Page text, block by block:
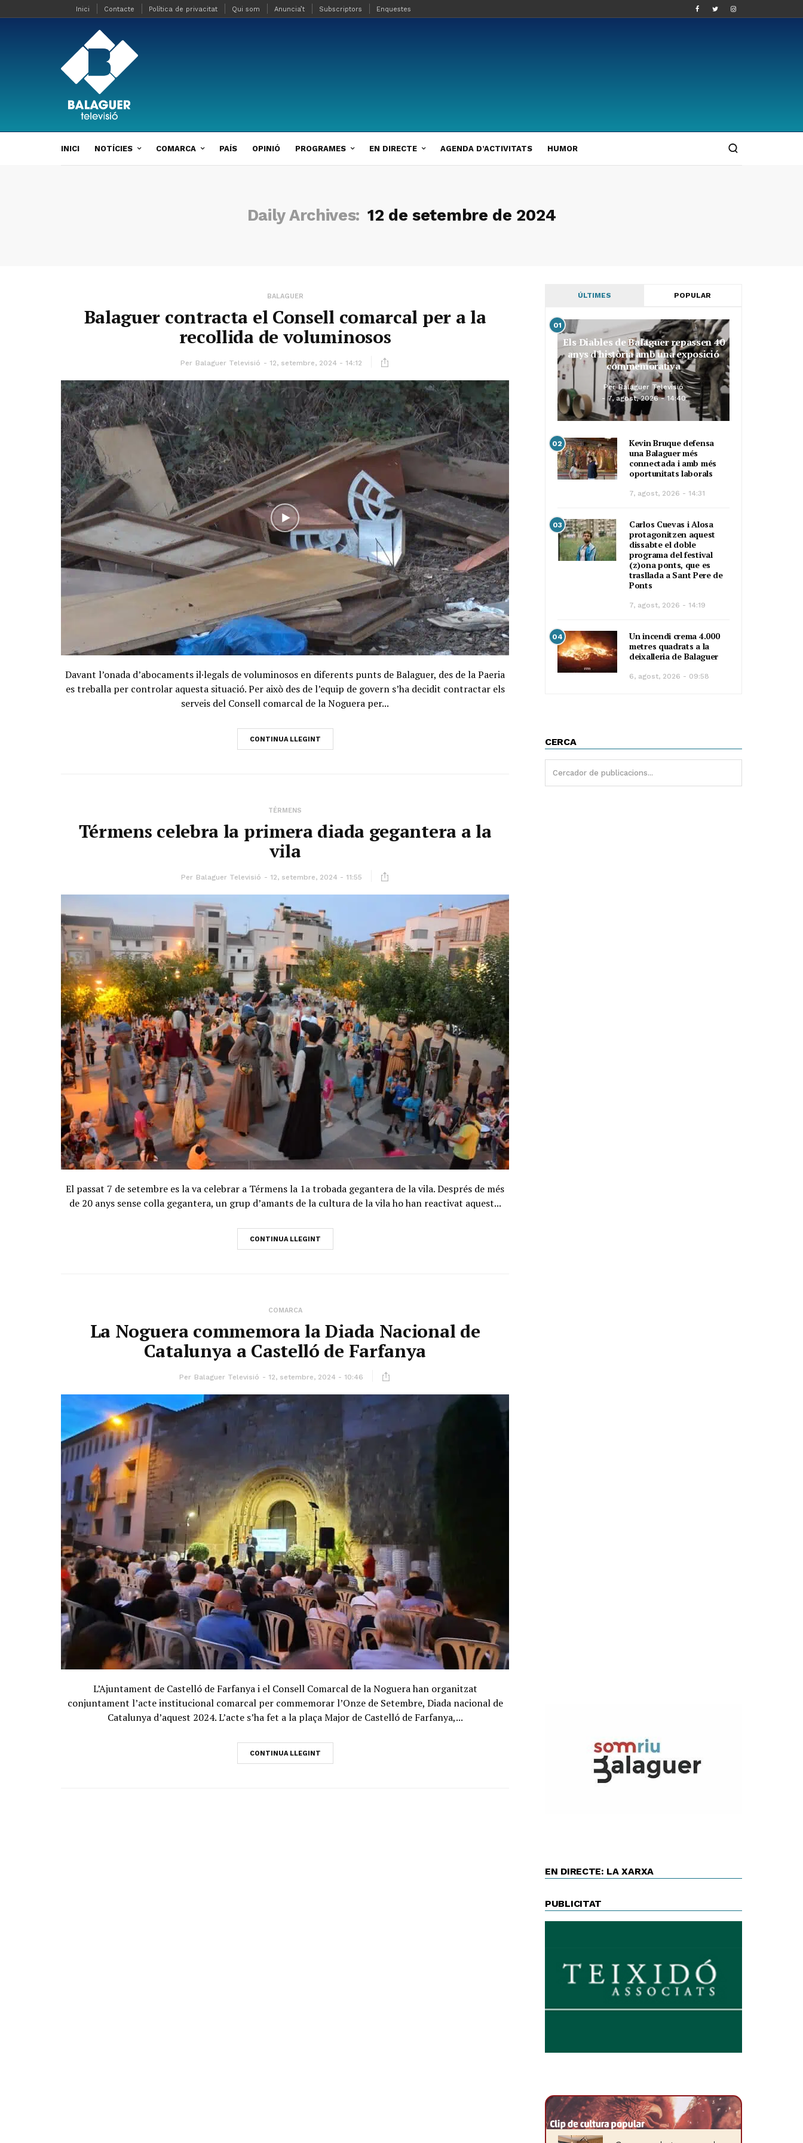
Inici Contacte Política de privacitat Qui som Anuncia’t Subscriptors Enquestes
INICI NOTÍCIES COMARCA PAÍS OPINIÓ PROGRAMES EN DIRECTE AGENDA D’ACTIVITATS HUMOR
Daily Archives: 12 de setembre de 2024
BALAGUER
Balaguer contracta el Consell comarcal per a la
recollida de voluminosos
Per Balaguer Televisió 12, setembre, 2024 - 14:12
Davant l’onada d’abocaments il·legals de voluminosos en diferents punts de Balaguer, des de la Paeria
es treballa per controlar aquesta situació. Per això des de l’equip de govern s’ha decidit contractar els
serveis del Consell comarcal de la Noguera per...
CONTINUA LLEGINT
TÉRMENS
Térmens celebra la primera diada gegantera a la
vila
Per Balaguer Televisió 12, setembre, 2024 - 11:55
El passat 7 de setembre es la va celebrar a Térmens la 1a trobada gegantera de la vila. Després de més
de 20 anys sense colla gegantera, un grup d’amants de la cultura de la vila ho han reactivat aquest...
CONTINUA LLEGINT
COMARCA
La Noguera commemora la Diada Nacional de
Catalunya a Castelló de Farfanya
Per Balaguer Televisió 12, setembre, 2024 - 10:46
L’Ajuntament de Castelló de Farfanya i el Consell Comarcal de la Noguera han organitzat
conjuntament l’acte institucional comarcal per commemorar l’Onze de Setembre, Diada nacional de
Catalunya d’aquest 2024. L’acte s’ha fet a la plaça Major de Castelló de Farfanya,...
CONTINUA LLEGINT
ÚLTIMES POPULAR
01
Els Diables de Balaguer repassen 40
anys d’història amb una exposició
commemorativa
Per Balaguer Televisió
7, agost, 2026 - 14:40
02
Kevin Bruque defensa
una Balaguer més
connectada i amb més
oportunitats laborals
7, agost, 2026 - 14:31
03
Carlos Cuevas i Alosa
protagonitzen aquest
dissabte el doble
programa del festival
(z)ona ponts, que es
trasllada a Sant Pere de
Ponts
7, agost, 2026 - 14:19
04
Un incendi crema 4.000
metres quadrats a la
deixalleria de Balaguer
6, agost, 2026 - 09:58
CERCA
EN DIRECTE: LA XARXA
PUBLICITAT